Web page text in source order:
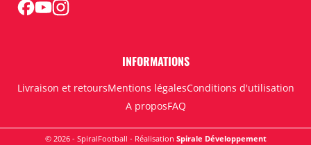
INFORMATIONS
Livraison et retoursMentions légalesConditions d'utilisation
A proposFAQ
© 2026 - SpiralFootball - Réalisation Spirale Développement